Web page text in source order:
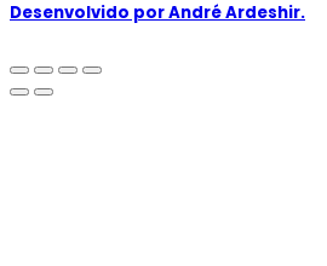
Desenvolvido porAndré Ardeshir.